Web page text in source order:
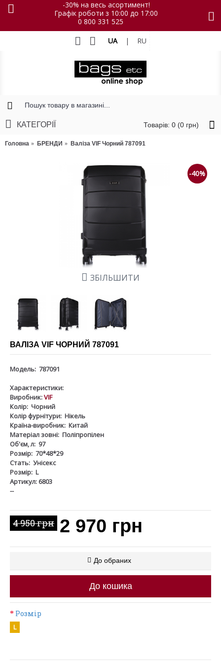
-30% на весь асортимент!
Графік роботи з 10:00 до 17:00
0 800 331 525
UA | RU
Товарів: 0 (0 грн)
КАТЕГОРІЇ
Головна БРЕНДИ Валіза VIF Чорний 787091
-40%
ЗБІЛЬШИТИ
ВАЛІЗА VIF ЧОРНИЙ 787091
Модель: 787091
Характеристики:
Виробник:VIF
Колір: Чорний
Колір фурнітури: Нікель
Країна-виробник: Китай
Матеріал зовні: Поліпропілен
Об'єм, л: 97
Розмір: 70*48*29
Стать: Унісекс
Розмір: L
Артикул: 6803
--
4 950 грн 2 970 грн
До обраних
До кошика
Розмір
L